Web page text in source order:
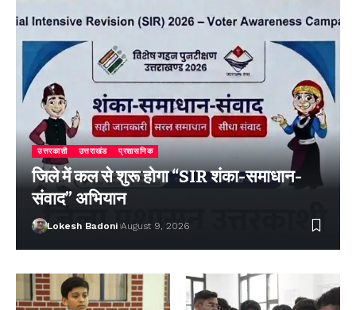
उत्तरकाशी उत्तराखंड प्रशासनिक
जिले में कल से शुरू होगा “SIR शंका-समाधान-
संवाद” अभियान
Lokesh Badoni August 9, 2026